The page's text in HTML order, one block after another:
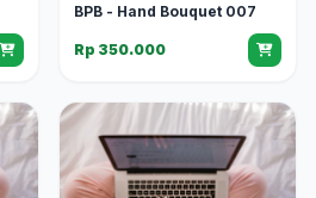
BPB - Hand Bouquet 007
Rp 350.000